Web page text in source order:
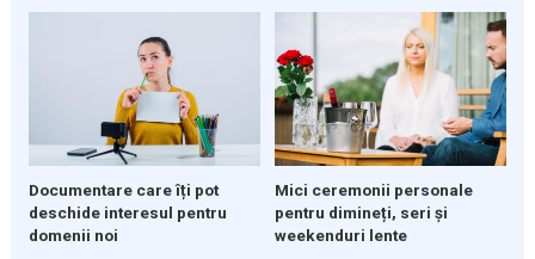
Documentare care îți pot
deschide interesul pentru
domenii noi
Mici ceremonii personale
pentru dimineți, seri și
weekenduri lente